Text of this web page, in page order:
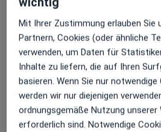
Zahlungsmodalitäten (private
Akzeptierte Versicherungen
Details
Telefonnummer
07307...Telefonnummer
Mit Ihrer Zustimmung erlauben Sie
Partnern, Cookies (oder ähnliche
verwenden, um Daten für
Inhalte zu liefern, die auf Ihren
basieren. Wenn Sie nur
werden wir nur diejenigen
ordnungsgemäße Nutzung
erforderlich sind. Notwendige